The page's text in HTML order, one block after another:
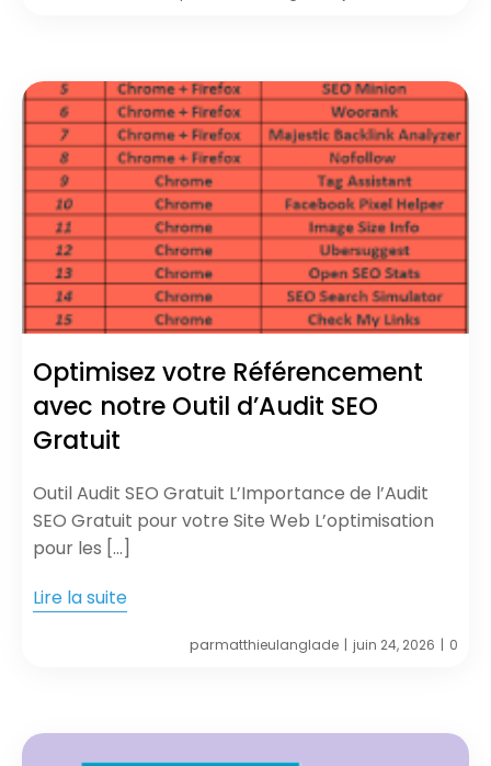
Optimisez votre Référencement
avec notre Outil d’Audit SEO
Gratuit
Outil Audit SEO Gratuit L’Importance de l’Audit
SEO Gratuit pour votre Site Web L’optimisation
pour les […]
Lire la suite
parmatthieulanglade | juin 24, 2026 | 0